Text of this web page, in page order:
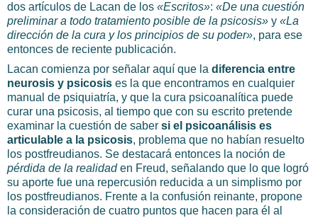
dos artículos de Lacan de los «Escritos»: «De una cuestión
preliminar a todo tratamiento posible de la psicosis» y «La
dirección de la cura y los principios de su poder», para ese
entonces de reciente publicación.
Lacan comienza por señalar aquí que la diferencia entre
neurosis y psicosis es la que encontramos en cualquier
manual de psiquiatría, y que la cura psicoanalítica puede
curar una psicosis, al tiempo que con su escrito pretende
examinar la cuestión de saber si el psicoanálisis es
articulable a la psicosis, problema que no habían resuelto
los postfreudianos. Se destacará entonces la noción de
pérdida de la realidaden Freud, señalando que lo que logró
su aporte fue una repercusión reducida a un simplismo por
los postfreudianos. Frente a la confusión reinante, propone
la consideración de cuatro puntos que hacen para él al